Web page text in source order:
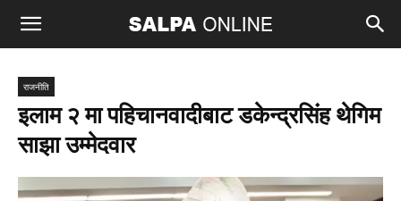
राजनीति
इलाम २ मा पहिचानवादीबाट डकेन्द्रसिंह थेगिम
साझा उम्मेदवार